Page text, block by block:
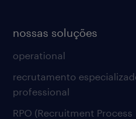
nossas soluções
operational
recrutamento
professional
RPO (Recruitment Process